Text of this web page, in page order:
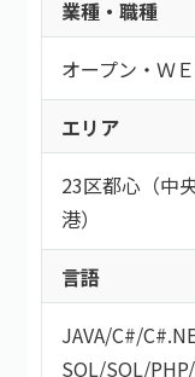
持ち帰り・在宅(
通勤
短期間（3ヶ月
短時間（主婦＆
こだわり
ロースキルOK
低マージン率
高額手取り（80
服装自由
シニア歓迎
外国籍OK
案件開始日
業種・職種
オープン・Ｗ
エリア
23区都心（中
港）
言語
JAVA/C#/
SQL/SQL/PHP/